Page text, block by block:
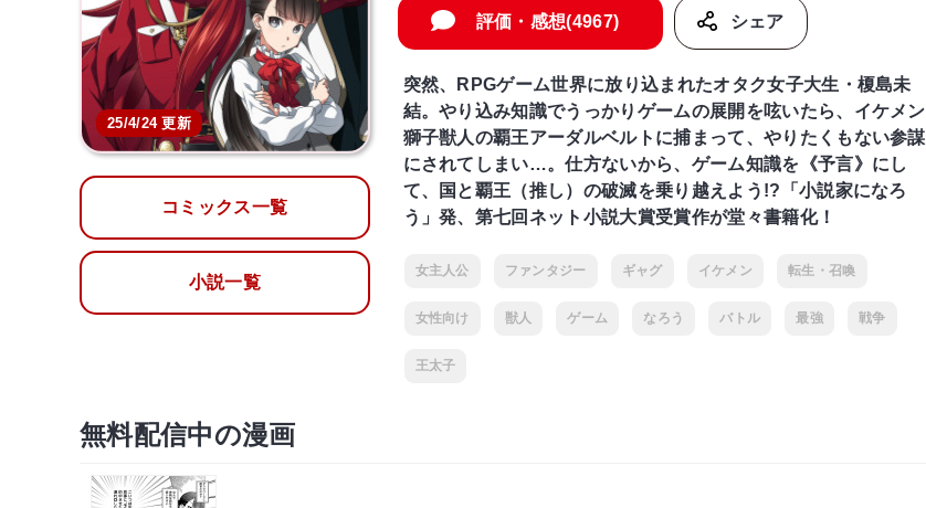
25/4/24 更新
コミックス一覧
小説一覧
評価・感想(4967) シェア
突然、RPGゲーム世界に放り込まれたオタク女子大生・榎島未
結。やり込み知識でうっかりゲームの展開を呟いたら、イケメン
獅子獣人の覇王アーダルベルトに捕まって、やりたくもない参謀
にされてしまい…。仕方ないから、ゲーム知識を《予言》にし
て、国と覇王（推し）の破滅を乗り越えよう!?「小説家になろ
う」発、第七回ネット小説大賞受賞作が堂々書籍化！
女主人公 ファンタジー ギャグ イケメン 転生・召喚
女性向け 獣人 ゲーム なろう バトル 最強 戦争
王太子
無料配信中の漫画